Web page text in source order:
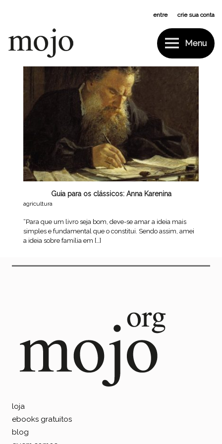
conteúdo
entreou crie sua conta
Menu
Tag:
Guia para os clássicos: Anna Karenina
agricultura
“Para que um livro seja bom, deve-se amar a ideia mais
simples e fundamental que o constitui. Sendo assim, amei
a ideia sobre família em […]
leia mais
loja
ebooks gratuitos
blog